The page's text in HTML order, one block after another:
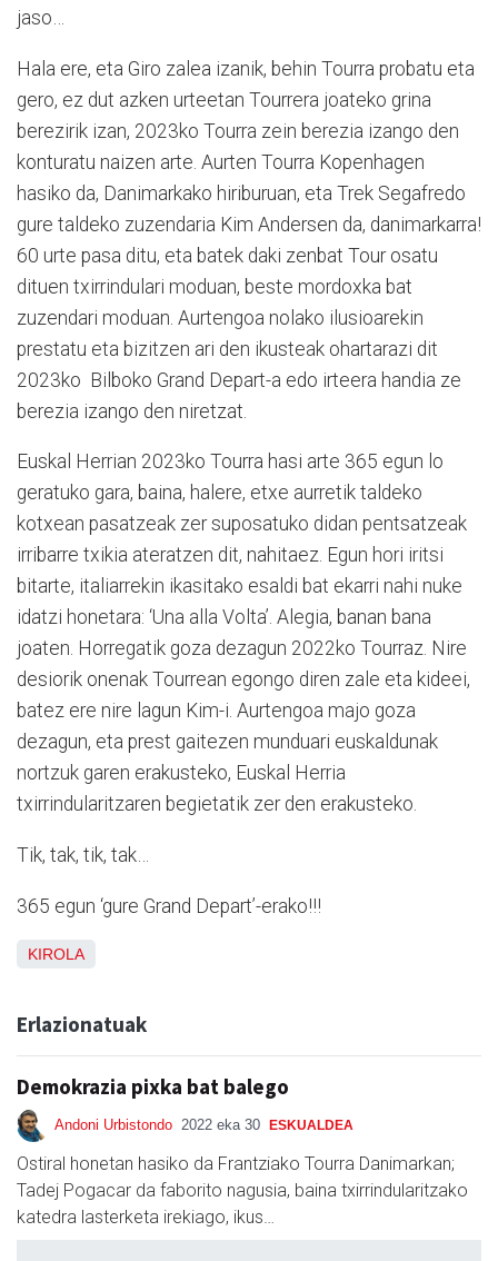
jaso…
Hala ere, eta Giro zalea izanik, behin Tourra probatu eta
gero, ez dut azken urteetan Tourrera joateko grina
berezirik izan, 2023ko Tourra zein berezia izango den
konturatu naizen arte. Aurten Tourra Kopenhagen
hasiko da, Danimarkako hiriburuan, eta Trek Segafredo
gure taldeko zuzendaria Kim Andersen da, danimarkarra!
60 urte pasa ditu, eta batek daki zenbat Tour osatu
dituen txirrindulari moduan, beste mordoxka bat
zuzendari moduan. Aurtengoa nolako ilusioarekin
prestatu eta bizitzen ari den ikusteak ohartarazi dit
2023ko Bilboko Grand Depart-a edo irteera handia ze
berezia izango den niretzat.
Euskal Herrian 2023ko Tourra hasi arte 365 egun lo
geratuko gara, baina, halere, etxe aurretik taldeko
kotxean pasatzeak zer suposatuko didan pentsatzeak
irribarre txikia ateratzen dit, nahitaez. Egun hori iritsi
bitarte, italiarrekin ikasitako esaldi bat ekarri nahi nuke
idatzi honetara: ‘Una alla Volta’. Alegia, banan bana
joaten. Horregatik goza dezagun 2022ko Tourraz. Nire
desiorik onenak Tourrean egongo diren zale eta kideei,
batez ere nire lagun Kim-i. Aurtengoa majo goza
dezagun, eta prest gaitezen munduari euskaldunak
nortzuk garen erakusteko, Euskal Herria
txirrindularitzaren begietatik zer den erakusteko.
Tik, tak, tik, tak…
365 egun ‘gure Grand Depart’-erako!!!
KIROLA
Erlazionatuak
Demokrazia pixka bat balego
Andoni Urbistondo 2022 eka 30 ESKUALDEA
Ostiral honetan hasiko da Frantziako Tourra Danimarkan;
Tadej Pogacar da faborito nagusia, baina txirrindularitzako
katedra lasterketa irekiago, ikus…